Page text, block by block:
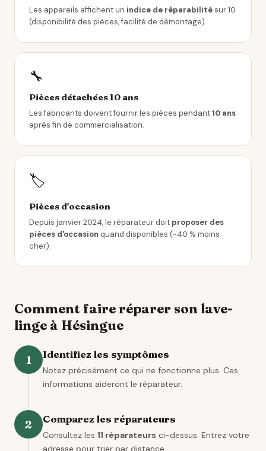
Les appareils affichent un indice de réparabilitésur 10
(disponibilité des pièces, facilité de démontage).
🔧
Pièces détachées 10 ans
Les fabricants doivent fournir les pièces pendant10 ans
après fin de commercialisation.
🏷️
Pièces d'occasion
Depuis janvier 2024, le réparateur doit proposer des
pièces d'occasion quand disponibles (~40 % moins
cher).
Comment faire réparer son lave-
linge à Hésingue
1 Identifiez les symptômes
Notez précisément ce qui ne fonctionne plus. Ces
informations aideront le réparateur.
2 Comparez les réparateurs
Consultez les 11 réparateurs ci-dessus. Entrez votre
adresse pour trier par distance.